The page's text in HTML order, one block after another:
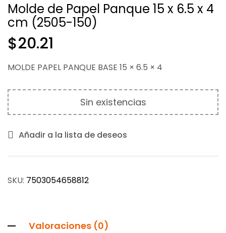
$28.56
Molde de Papel Panque 15 x 6.5 x 4
cm (2505-150)
$20.21
MOLDE PAPEL PANQUE BASE 15 × 6.5 × 4
Sin existencias
Añadir a la lista de deseos
SKU: 7503054658812
Valoraciones (0)